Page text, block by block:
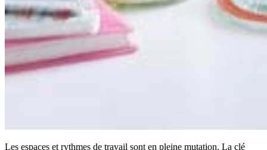
Les espaces et rythmes de travail sont en pleine mutation. La clé